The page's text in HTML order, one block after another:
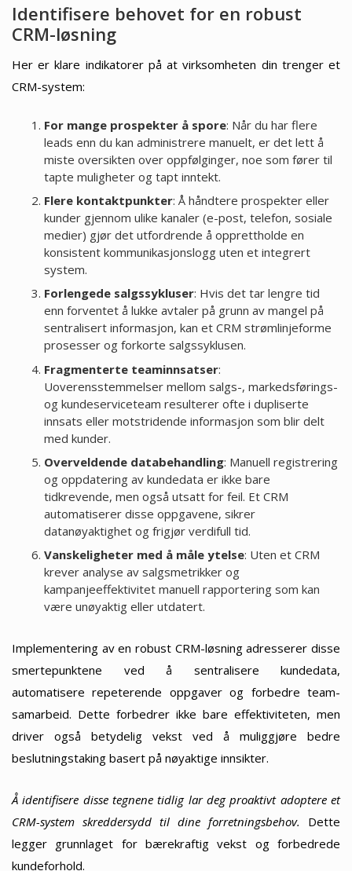
Identifisere behovet for en robust
CRM-løsning
Her er klare indikatorer på at virksomheten din trenger et
CRM-system:
For mange prospekter å spore: Når du har flere
leads enn du kan administrere manuelt, er det lett å
miste oversikten over oppfølginger, noe som fører til
tapte muligheter og tapt inntekt.
Flere kontaktpunkter: Å håndtere prospekter eller
kunder gjennom ulike kanaler (e-post, telefon, sosiale
medier) gjør det utfordrende å opprettholde en
konsistent kommunikasjonslogg uten et integrert
system.
Forlengede salgssykluser: Hvis det tar lengre tid
enn forventet å lukke avtaler på grunn av mangel på
sentralisert informasjon, kan et CRM strømlinjeforme
prosesser og forkorte salgssyklusen.
Fragmenterte teaminnsatser:
Uoverensstemmelser mellom salgs-, markedsførings-
og kundeserviceteam resulterer ofte i dupliserte
innsats eller motstridende informasjon som blir delt
med kunder.
Overveldende databehandling: Manuell registrering
og oppdatering av kundedata er ikke bare
tidkrevende, men også utsatt for feil. Et CRM
automatiserer disse oppgavene, sikrer
datanøyaktighet og frigjør verdifull tid.
Vanskeligheter med å måle ytelse: Uten et CRM
krever analyse av salgsmetrikker og
kampanjeeffektivitet manuell rapportering som kan
være unøyaktig eller utdatert.
Implementering av en robust CRM-løsning adresserer disse
smertepunktene ved å sentralisere kundedata,
automatisere repeterende oppgaver og forbedre team-
samarbeid. Dette forbedrer ikke bare effektiviteten, men
driver også betydelig vekst ved å muliggjøre bedre
beslutningstaking basert på nøyaktige innsikter.
Å identifisere disse tegnene tidlig lar deg proaktivt adoptere et
CRM-system skreddersydd til dine forretningsbehov. Dette
legger grunnlaget for bærekraftig vekst og forbedrede
kundeforhold.